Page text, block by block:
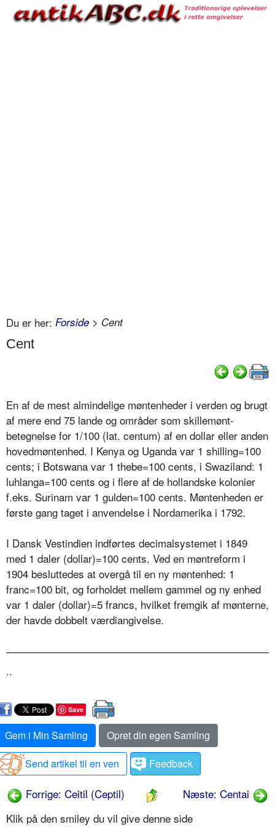
Du er her: Forside > Cent
Cent
En af de mest almindelige møntenheder i verden og brugt
af mere end 75 lande og områder som skillemønt-
betegnelse for 1/100 (lat. centum) af en dollar eller anden
hovedmøntenhed. I Kenya og Uganda var 1 shilling=100
cents; i Botswana var 1 thebe=100 cents, i Swaziland: 1
luhlanga=100 cents og i flere af de hollandske kolonier
f.eks. Surinam var 1 gulden=100 cents. Møntenheden er
første gang taget i anvendelse i Nordamerika i 1792.
I Dansk Vestindien indførtes decimalsystemet i 1849
med 1 daler (dollar)=100 cents. Ved en møntreform i
1904 besluttedes at overgå til en ny møntenhed: 1
franc=100 bit, og forholdet mellem gammel og ny enhed
var 1 daler (dollar)=5 francs, hvilket fremgik af mønterne,
der havde dobbelt værdiangivelse.
..
Save
Gem i Min Samling
Opret din egen Samling
Send artikel til en ven
Feedback
Forrige: Ceitil (Ceptil)
Næste: Centai
Klik på den smiley du vil give denne side